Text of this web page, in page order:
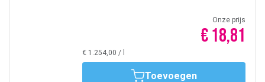
Onze prijs
€ 18,81
€ 1.254,00 /
Toevoegen